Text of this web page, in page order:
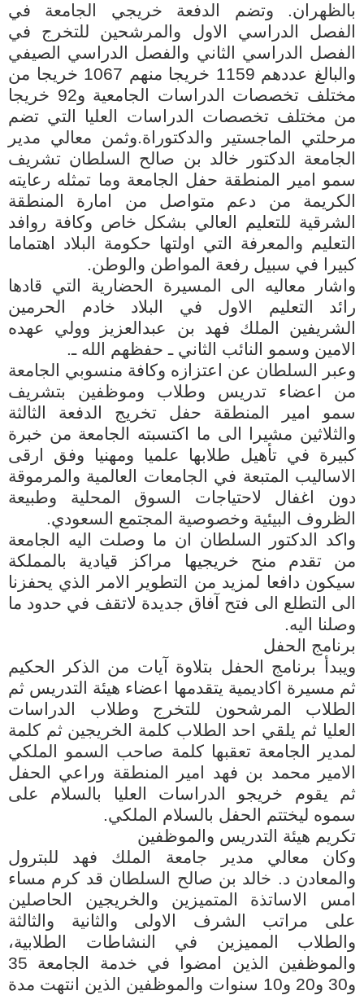
بالظهران. وتضم الدفعة خريجي الجامعة في
الفصل الدراسي الاول والمرشحين للتخرج في
الفصل الدراسي الثاني والفصل الدراسي الصيفي
والبالغ عددهم 1159 خريجا منهم 1067 خريجا من
مختلف تخصصات الدراسات الجامعية و92 خريجا
من مختلف تخصصات الدراسات العليا التي تضم
مرحلتي الماجستير والدكتوراة.وثمن معالي مدير
الجامعة الدكتور خالد بن صالح السلطان تشريف
سمو امير المنطقة حفل الجامعة وما تمثله رعايته
الكريمة من دعم متواصل من امارة المنطقة
الشرقية للتعليم العالي بشكل خاص وكافة روافد
التعليم والمعرفة التي اولتها حكومة البلاد اهتماما
كبيرا في سبيل رفعة المواطن والوطن.
واشار معاليه الى المسيرة الحضارية التي قادها
رائد التعليم الاول في البلاد خادم الحرمين
الشريفين الملك فهد بن عبدالعزيز وولي عهده
الامين وسمو النائب الثاني ـ حفظهم الله ـ.
وعبر السلطان عن اعتزازه وكافة منسوبي الجامعة
من اعضاء تدريس وطلاب وموظفين بتشريف
سمو امير المنطقة حفل تخريج الدفعة الثالثة
والثلاثين مشيرا الى ما اكتسبته الجامعة من خبرة
كبيرة في تأهيل طلابها علميا ومهنيا وفق ارقى
الاساليب المتبعة في الجامعات العالمية والمرموقة
دون اغفال لاحتياجات السوق المحلية وطبيعة
الظروف البيئية وخصوصية المجتمع السعودي.
واكد الدكتور السلطان ان ما وصلت اليه الجامعة
من تقدم منح خريجيها مراكز قيادية بالمملكة
سيكون دافعا لمزيد من التطوير الامر الذي يحفزنا
الى التطلع الى فتح آفاق جديدة لاتقف في حدود ما
وصلنا اليه.
برنامج الحفل
ويبدأ برنامج الحفل بتلاوة آيات من الذكر الحكيم
ثم مسيرة اكاديمية يتقدمها اعضاء هيئة التدريس ثم
الطلاب المرشحون للتخرج وطلاب الدراسات
العليا ثم يلقي احد الطلاب كلمة الخريجين ثم كلمة
لمدير الجامعة تعقبها كلمة صاحب السمو الملكي
الامير محمد بن فهد امير المنطقة وراعي الحفل
ثم يقوم خريجو الدراسات العليا بالسلام على
سموه ليختتم الحفل بالسلام الملكي.
تكريم هيئة التدريس والموظفين
وكان معالي مدير جامعة الملك فهد للبترول
والمعادن د. خالد بن صالح السلطان قد كرم مساء
امس الاساتذة المتميزين والخريجين الحاصلين
على مراتب الشرف الاولى والثانية والثالثة
والطلاب المميزين في النشاطات الطلابية،
والموظفين الذين امضوا في خدمة الجامعة 35
و30 و20 و10 سنوات والموظفين الذين انتهت مدة